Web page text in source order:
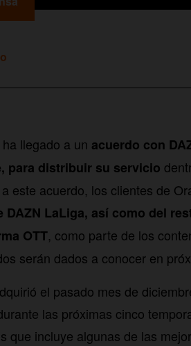
ha llegado a un acuerdo con
para distribuir su servicio
este acuerdo, los clientes de
DAZN LaLiga, así como del
OTT, como parte de los
serán dados a conocer en
el pasado mes de
las próximas cinco
que incluye algunas de las